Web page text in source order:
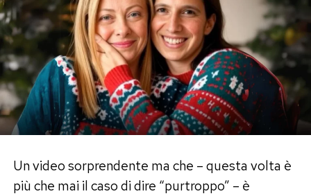
trasformando la torta da semplice fine pasto a
spettacolo memorabile. In fondo, mangiamo
anche con gli occhi. E quando una torta ti fa
dubitare di ciò che vedi… è chiaro che siamo di
fronte a un’opera d’arte, anche se realizzata con
pan di spagna, frutta candita e panna montata!
Un video sorprendente ma che – questa volta è
più che mai il caso di dire “purtroppo” – è